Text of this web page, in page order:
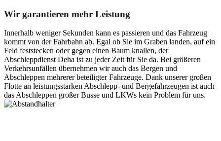
Wir garantieren mehr Leistung
Innerhalb weniger Sekunden kann es passieren und das Fahrzeug
kommt von der Fahrbahn ab. Egal ob Sie im Graben landen, auf ein
Feld feststecken oder gegen einen Baum knallen, der
Abschleppdienst Deha ist zu jeder Zeit für Sie da. Bei größeren
Verkehrsunfällen übernehmen wir auch das Bergen und
Abschleppen mehrerer beteiligter Fahrzeuge. Dank unserer großen
Flotte an leistungsstarken Abschlepp- und Bergefahrzeugen ist auch
das Abschleppen großer Busse und LKWs kein Problem für uns.